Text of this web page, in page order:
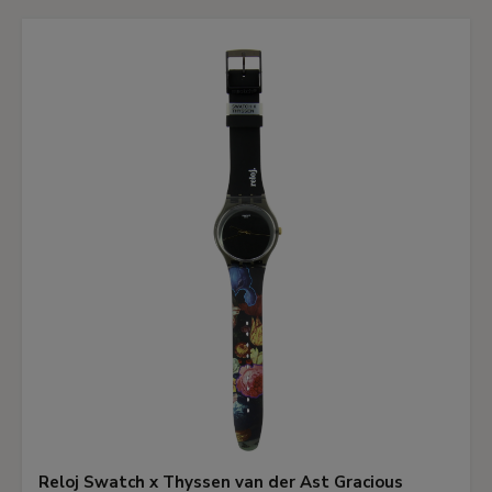
apareció por entregas en
entre mayo y julio de ese mismo
es una obra pintada rápidamente y
con un color fluido, pero no con la pincelada
dividida que puede verse en otros cuadros
realizados por el artista durante ese período. Sí
que pueden relacionarse en cambio con el
Neoimpresionismo el deseo de no superponer los
colores y el uso de las reservas gris claro en
amplias zonas del fondo. Este gris funciona como
un tono neutro que permite la respiración de los
intensos azules, carmines y naranjas de la puesta
de sol.
Reloj Swatch x Thyssen van der Ast Gracious